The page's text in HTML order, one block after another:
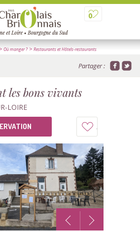
0
Où manger ? > Restaurants et Hôtels-restaurants
Partager :
les bons vivants
LOIRE
à
mon
carnet